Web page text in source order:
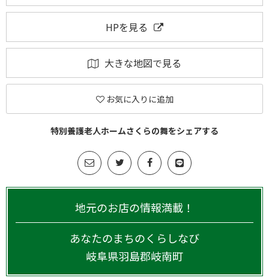
HPを見る
大きな地図で見る
お気に入りに追加
特別養護老人ホームさくらの舞をシェアする
地元のお店の情報満載！
あなたのまちのくらしなび
岐阜県羽島郡岐南町